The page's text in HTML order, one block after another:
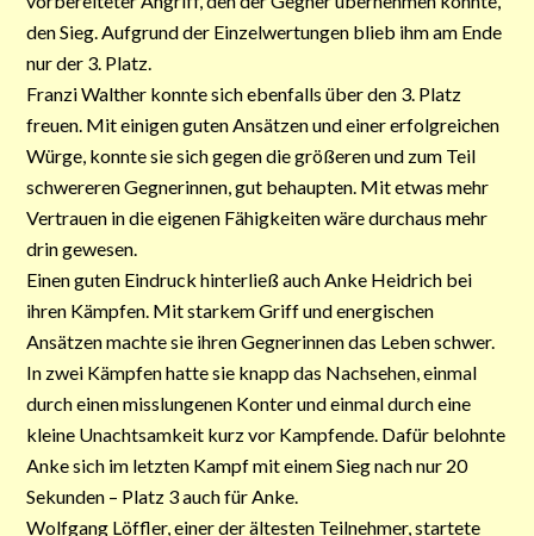
den Sieg. Aufgrund der Einzelwertungen blieb ihm am Ende
nur der 3. Platz.
Franzi Walther konnte sich ebenfalls über den 3. Platz
freuen. Mit einigen guten Ansätzen und einer erfolgreichen
Würge, konnte sie sich gegen die größeren und zum Teil
schwereren Gegnerinnen, gut behaupten. Mit etwas mehr
Vertrauen in die eigenen Fähigkeiten wäre durchaus mehr
drin gewesen.
Einen guten Eindruck hinterließ auch Anke Heidrich bei
ihren Kämpfen. Mit starkem Griff und energischen
Ansätzen machte sie ihren Gegnerinnen das Leben schwer.
In zwei Kämpfen hatte sie knapp das Nachsehen, einmal
durch einen misslungenen Konter und einmal durch eine
kleine Unachtsamkeit kurz vor Kampfende. Dafür belohnte
Anke sich im letzten Kampf mit einem Sieg nach nur 20
Sekunden – Platz 3 auch für Anke.
Wolfgang Löffler, einer der ältesten Teilnehmer, startete